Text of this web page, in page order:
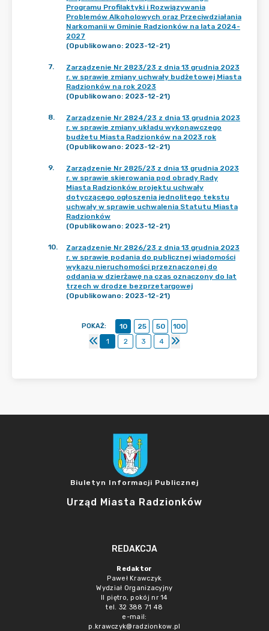
Programu Profilaktyki i Rozwiązywania
Problemów Alkoholowych oraz Przeciwdziałania
Narkomanii w Gminie Radzionków na lata 2024-
2027
(Opublikowano: 2023-12-21)
7.
Zarządzenie Nr 2823/23 z dnia 13 grudnia 2023
r. w sprawie zmiany uchwały budżetowej Miasta
Radzionków na rok 2023
(Opublikowano: 2023-12-21)
8.
Zarządzenie Nr 2824/23 z dnia 13 grudnia 2023
r. w sprawie zmiany układu wykonawczego
budżetu Miasta Radzionków na 2023 rok
(Opublikowano: 2023-12-21)
9.
Zarządzenie Nr 2825/23 z dnia 13 grudnia 2023
r. w sprawie skierowania pod obrady Rady
Miasta Radzionków projektu uchwały
dotyczącego ogłoszenia jednolitego tekstu
uchwały w sprawie uchwalenia Statutu Miasta
Radzionków
(Opublikowano: 2023-12-21)
10.
Zarządzenie Nr 2826/23 z dnia 13 grudnia 2023
r. w sprawie podania do publicznej wiadomości
wykazu nieruchomości przeznaczonej do
oddania w dzierżawę na czas oznaczony do lat
trzech w drodze bezprzetargowej
(Opublikowano: 2023-12-21)
POKAŻ: 10 25 50
100
1
2 3 4
Biuletyn Informacji Publicznej
Urząd Miasta Radzionków
REDAKCJA
Redaktor
Paweł Krawczyk
Wydział Organizacyjny
II piętro, pokój nr 14
tel. 32 388 71 48
e-mail:
p.krawczyk@radzionkow.pl